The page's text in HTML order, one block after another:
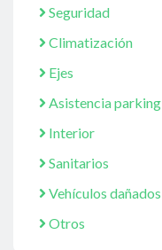
Seguridad
Climatización
Ejes
Asistencia parking
Interior
Sanitarios
Vehículos dañados
Otros